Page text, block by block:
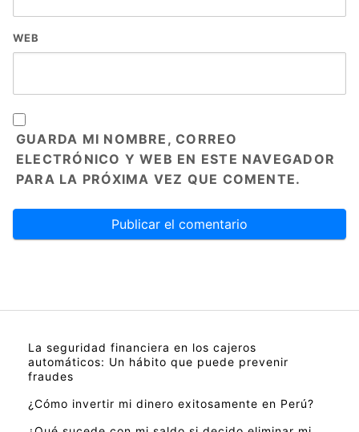
WEB
GUARDA MI NOMBRE, CORREO
ELECTRÓNICO Y WEB EN ESTE NAVEGADOR
PARA LA PRÓXIMA VEZ QUE COMENTE.
La seguridad financiera en los cajeros
automáticos: Un hábito que puede prevenir
fraudes
¿Cómo invertir mi dinero exitosamente en Perú?